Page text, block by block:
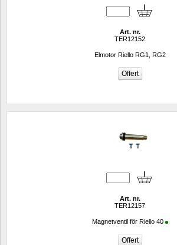
Art. nr.
TER12152
Elmotor Riello RG1, RG2
Art. nr.
TER12157
Magnetventil för Riello 40